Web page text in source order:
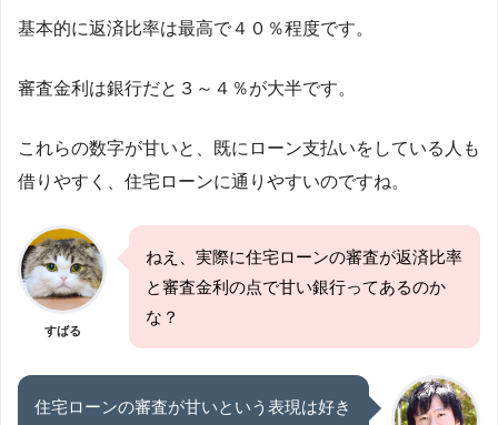
基本的に返済比率は最高で４０％程度です。
審査金利は銀行だと３～４％が大半です。
これらの数字が甘いと、既にローン支払いをしている人も
借りやすく、住宅ローンに通りやすいのですね。
すばる
ねえ、実際に住宅ローンの審査が返済比率
と審査金利の点で甘い銀行ってあるのか
な？
住宅ローンの審査が甘いという表現は好き